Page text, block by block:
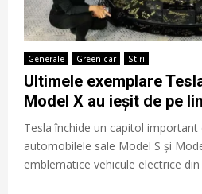
Generale Green car Stiri
Ultimele exemplare
Model X au ieșit de pe
Tesla închide un capitol important
automobilele sale Model S și
emblematice vehicule electrice